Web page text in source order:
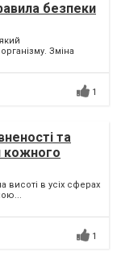
безпеки
Зміна
1
та
кожного
висоті в усіх сферах
1